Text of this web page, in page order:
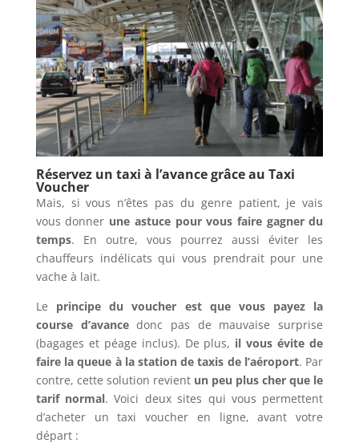
Réservez un taxi à l’avance grâce au Taxi
Voucher
Mais, si vous n’êtes pas du genre patient, je vais
vous donner une astuce pour vous faire gagner du
temps. En outre, vous pourrez aussi éviter les
chauffeurs indélicats qui vous prendrait pour une
vache à lait.
Le principe du voucher est que vous payez la
course d’avancedonc pas de mauvaise surprise
(bagages et péage inclus). De plus, il vous évite de
faire la queue à la station de taxis de l’aéroport. Par
contre, cette solution revient un peu plus cher que le
tarif normal. Voici deux sites qui vous permettent
d’acheter un taxi voucher en ligne, avant votre
départ :